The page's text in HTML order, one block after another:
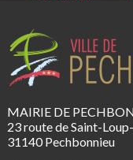
MAIRIE DE
23 route de Saint-
31140 Pechbonnieu